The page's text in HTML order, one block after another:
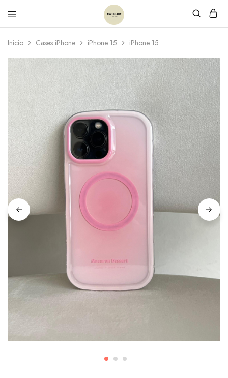
Inicio Cases iPhone iPhone 15 iPhone 15